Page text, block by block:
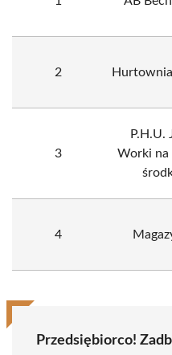
2
3
P.H.U.
Worki na
4
Przedsiębiorco!